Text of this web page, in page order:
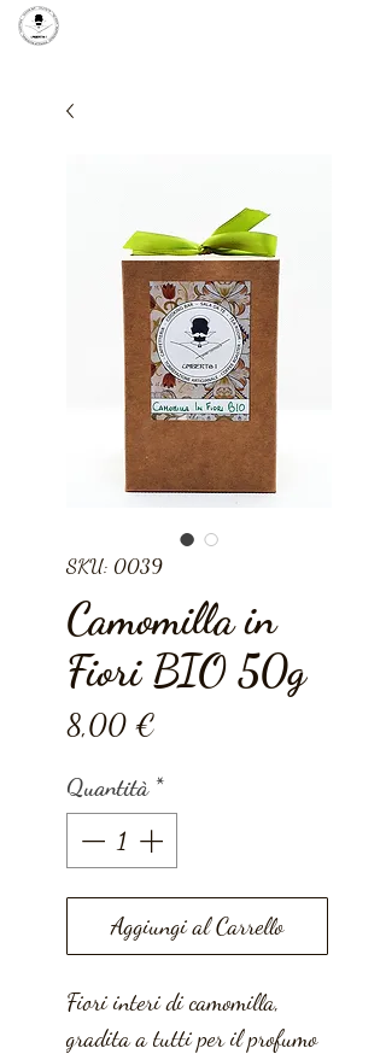
SKU: 0039
Camomilla in
Fiori BIO 50g
8,00 €
Quantità *
Aggiungi al Carrello
Fiori interi di camomilla,
gradita a tutti per il profumo